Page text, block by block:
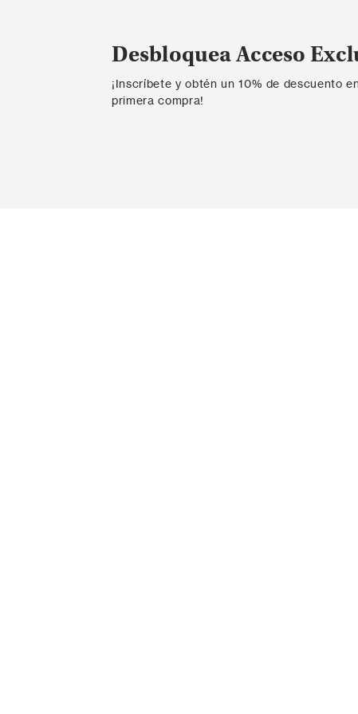
Desbloquea Acceso
¡Inscríbete y obtén un 10% de descuento
primera compra!